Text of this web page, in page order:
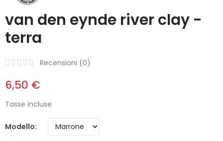
van den eynde river clay -
terra
Recensioni (0)
6,50 €
Tasse incluse
Modello